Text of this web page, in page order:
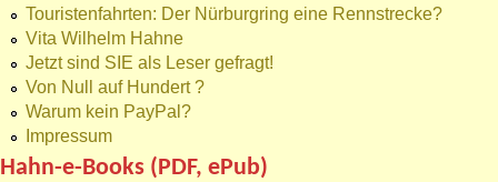
Touristenfahrten: Der Nürburgring eine Rennstrecke?
Vita Wilhelm Hahne
Jetzt sind SIE als Leser gefragt!
Von Null auf Hundert ?
Warum kein PayPal?
Impressum
Hahn-e-Books (PDF, ePub)